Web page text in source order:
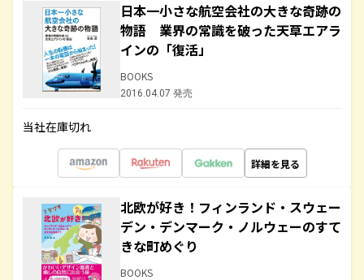
日本一小さな航空会社の大きな奇跡の
物語 業界の常識を破った天草エアラ
インの「復活」
BOOKS
2016.04.07 発売
当社在庫切れ
詳細を見る
北欧が好き！フィンランド・スウェー
デン・デンマーク・ノルウェーのすて
きな町めぐり
BOOKS